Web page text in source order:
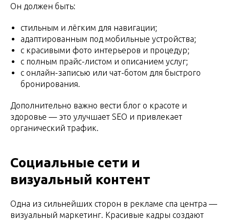
Он должен быть:
стильным и лёгким для навигации;
адаптированным под мобильные устройства;
с красивыми фото интерьеров и процедур;
с полным прайс-листом и описанием услуг;
с онлайн-записью или чат-ботом для быстрого
бронирования.
Дополнительно важно вести блог о красоте и
здоровье — это улучшает SEO и привлекает
органический трафик.
Социальные сети и
визуальный контент
Одна из сильнейших сторон в рекламе спа центра —
визуальный маркетинг. Красивые кадры создают